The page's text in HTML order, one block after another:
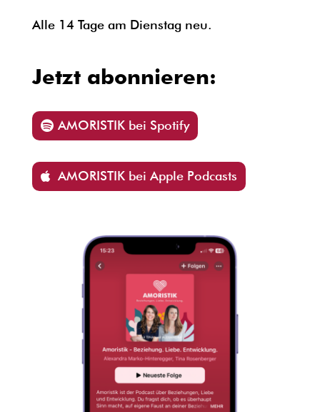
Alle 14 Tage am Dienstag neu.
Jetzt abonnieren:
AMORISTIK bei Spotify
AMORISTIK bei Apple Podcasts